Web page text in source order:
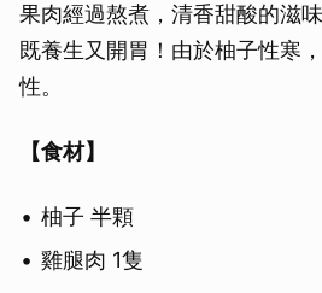
果肉經過熬煮，清香甜酸的滋
既養生又開胃！由於柚子性寒
性。
【食材】
柚子 半顆
雞腿肉 1隻